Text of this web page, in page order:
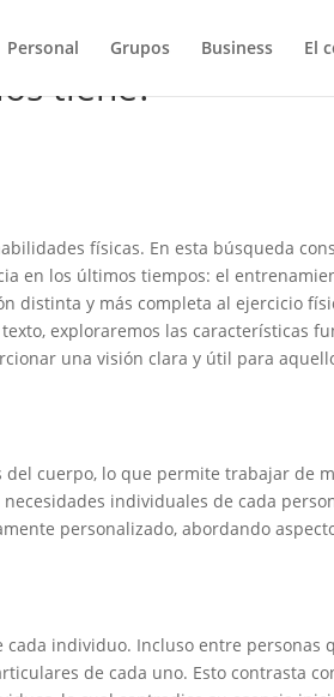
Personal Grupos Business El
tiene?
físicas. En esta búsqueda
en los últimos tiempos: el
distinta y más completa al ejercicio
exploraremos las características
una visión clara y útil para
cuerpo, lo que permite trabajar de
individuales de cada
personalizado, abordando
individuo. Incluso entre personas
de cada uno. Esto contrasta